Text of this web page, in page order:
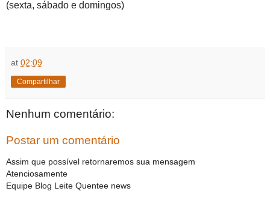
(sexta, sábado e domingos)
at 02:09
Compartilhar
Nenhum comentário:
Postar um comentário
Assim que possível retornaremos sua mensagem
Atenciosamente
Equipe Blog Leite Quentee news